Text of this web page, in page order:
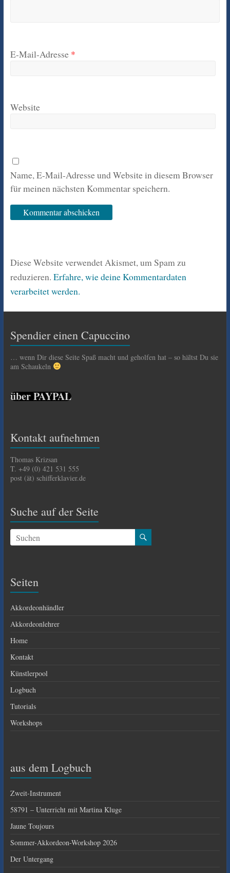
E-Mail-Adresse *
Website
Name, E-Mail-Adresse und Website in diesem Browser
für meinen nächsten Kommentar speichern.
Diese Website verwendet Akismet, um Spam zu
reduzieren. Erfahre, wie deine Kommentardaten
verarbeitet werden.
Spendier einen Capuccino
… wenn Dir diese Seite Spaß macht und geholfen hat – so hältst Du sie
am Schaukeln
über PAYPAL
Kontakt aufnehmen
Thomas Krizsan
T. +49 (0) 421 531 555
post (ät) schifferklavier.de
Suche auf der Seite
Seiten
Akkordeonhändler
Akkordeonlehrer
Home
Kontakt
Künstlerpool
Logbuch
Tutorials
Workshops
aus dem Logbuch
Zweit-Instrument
58791 – Unterricht mit Martina Kluge
Jaune Toujours
Sommer-Akkordeon-Workshop 2026
Der Untergang